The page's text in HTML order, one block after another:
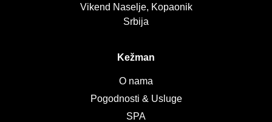
Vikend Naselje, Kopaonik
Srbija
Kežman
O nama
Pogodnosti & Usluge
SPA